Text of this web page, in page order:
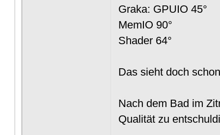
Graka: GPUIO 45°
MemIO 90°
Shader 64°
Das sieht doch
Nach dem Bad im
Qualität zu